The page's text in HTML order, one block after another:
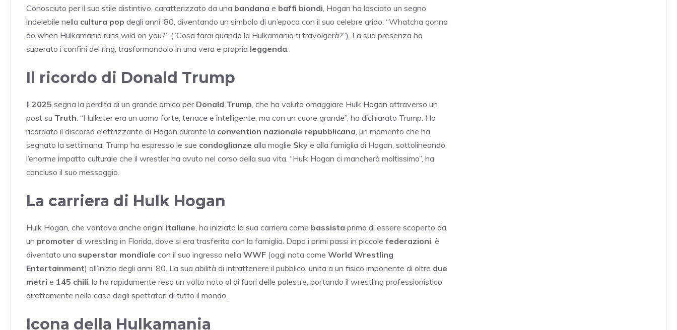
Conosciuto per il suo stile distintivo, caratterizzato da una bandana e baffi biondi , Hogan ha lasciato un segno
indelebile nella cultura pop degli anni ’80, diventando un simbolo di un’epoca con il suo celebre grido: “Whatcha gonna
do when Hulkamania runs wild on you?” (“Cosa farai quando la Hulkamania ti travolgerà?”). La sua presenza ha
superato i confini del ring, trasformandolo in una vera e propria leggenda
Il ricordo di Donald Trump
Il 2025 segna la perdita di un grande amico per Donald Trump , che ha voluto omaggiare Hulk Hogan attraverso un
post su Truth . “Hulkster era un uomo forte, tenace e intelligente, ma con un cuore grande”, ha dichiarato Trump. Ha
ricordato il discorso elettrizzante di Hogan durante la convention nazionale repubblicana , un momento che ha
segnato la settimana. Trump ha espresso le sue condoglianze alla moglie Sky e alla famiglia di Hogan, sottolineando
l’enorme impatto culturale che il wrestler ha avuto nel corso della sua vita. “Hulk Hogan ci mancherà moltissimo”, ha
concluso il suo messaggio.
La carriera di Hulk Hogan
Hulk Hogan, che vantava anche origini italiane , ha iniziato la sua carriera come bassista prima di essere scoperto da
un promoter di wrestling in Florida, dove si era trasferito con la famiglia. Dopo i primi passi in piccole federazioni , è
diventato una superstar mondiale con il suo ingresso nella WWF (oggi nota come World Wrestling
Entertainment) all’inizio degli anni ’80. La sua abilità di intrattenere il pubblico, unita a un fisico imponente di oltre due
metri e 145 chili , lo ha rapidamente reso un volto noto al di fuori delle palestre, portando il wrestling professionistico
direttamente nelle case degli spettatori di tutto il mondo.
Icona della Hulkamania